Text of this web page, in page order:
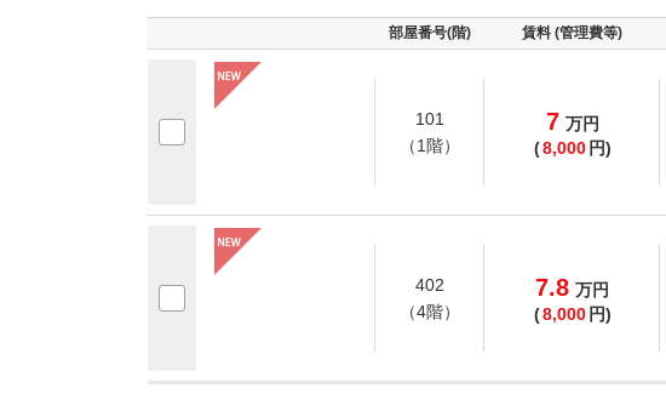
部屋番号(階) 賃料 (管理費等)
101
（1階）
7 万円
(8,000 円)
402
（4階）
7.8 万円
(8,000 円)